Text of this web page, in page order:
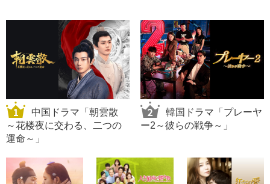
中国ドラマ「朝雲散
～花楼夜に交わる、二つの
運命～」
韓国ドラマ「プレーヤ
ー2～彼らの戦争～」